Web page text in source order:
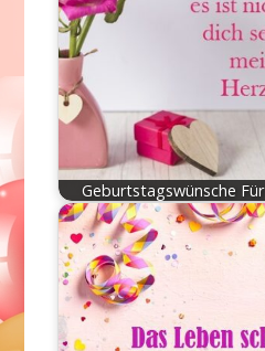
Geburtstagswünsche